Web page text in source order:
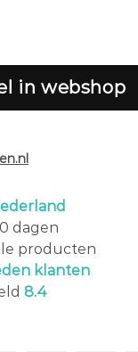
in webshop
dagen
producten
klanten
8.4